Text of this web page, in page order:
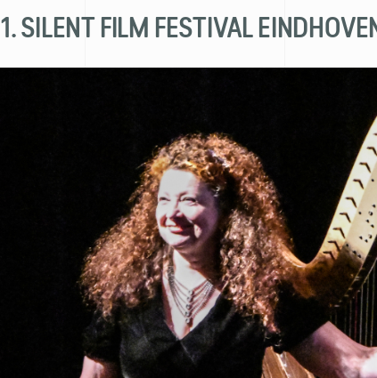
1. SILENT FILM FESTIVAL